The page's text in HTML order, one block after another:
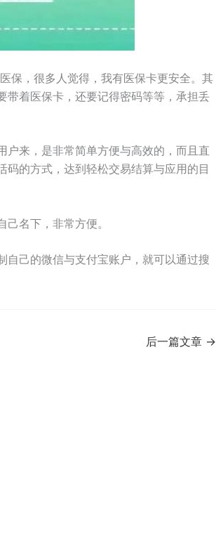
保，很多人觉得，我有医保卡更安全。其
带着医保卡，还要记得密码等等，承担丢
户来，是非常简单方便与高效的，而且直
的方式，达到轻松交易结算与应用的目
名下，非常方便。
己的微信与支付宝账户，就可以通过搜
后一篇文章 →